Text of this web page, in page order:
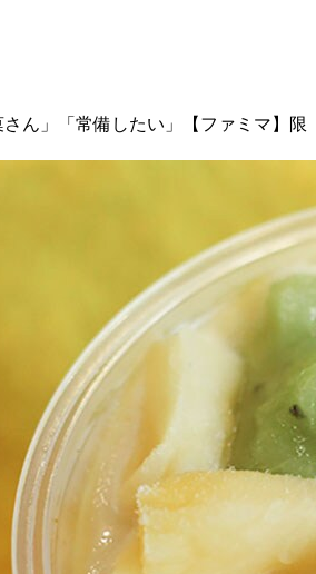
さん」「常備したい」【ファミマ】限